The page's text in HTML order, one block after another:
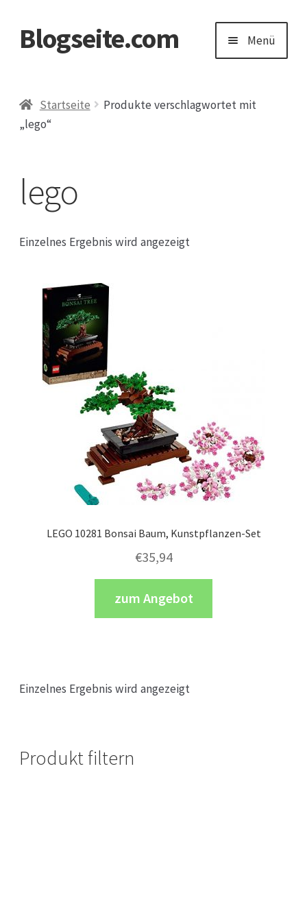
Zur
Navigation
Zum
Blogseite.com Menü
Datenschutzerklärung
Startseite
Produkte verschlagwortet mit
„lego“
lego
Einzelnes Ergebnis wird angezeigt
LEGO 10281 Bonsai Baum, Kunstpflanzen-Set
€35,94
zum Angebot
Einzelnes Ergebnis wird angezeigt
Produkt filtern